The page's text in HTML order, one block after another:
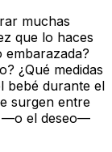
muchas
que lo haces
embarazada?
¿Qué medidas
bebé durante el
surgen entre
—o el deseo—